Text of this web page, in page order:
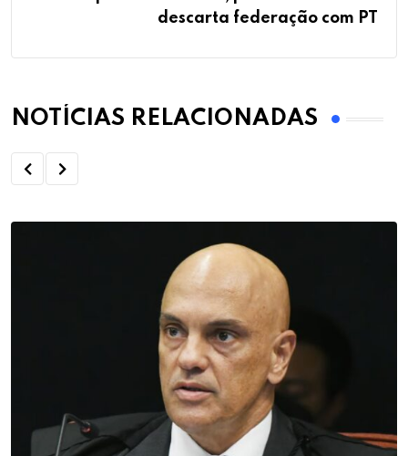
descarta federação com PT
NOTÍCIAS RELACIONADAS